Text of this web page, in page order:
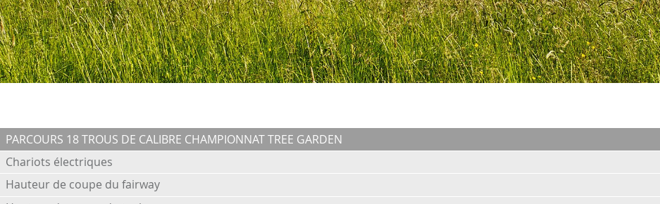
PARCOURS 18 TROUS DE CALIBRE CHAMPIONNAT TREE GARDEN
Chariots électriques
Hauteur de coupe du fairway